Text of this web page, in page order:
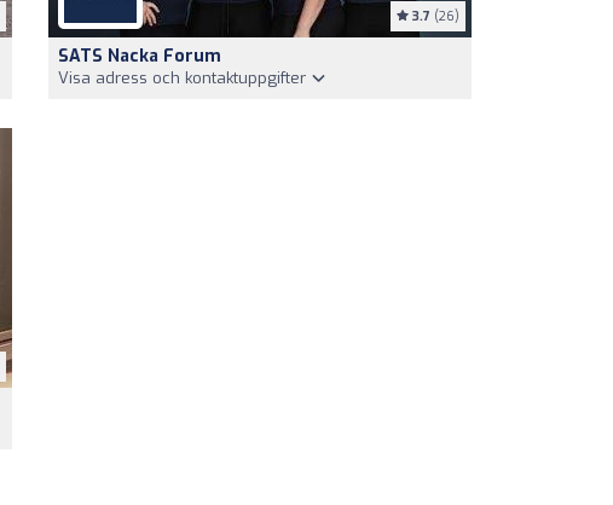
3.7 (26)
SATS Nacka Forum
Visa adress och kontaktuppgifter